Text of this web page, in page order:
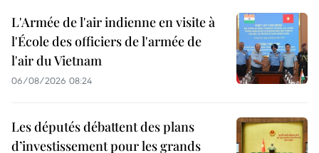
L'Armée de l'air indienne en visite à
l'École des officiers de l'armée de
l'air du Vietnam
06/08/2026 08:24
Les députés débattent des plans
d’investissement pour les grands